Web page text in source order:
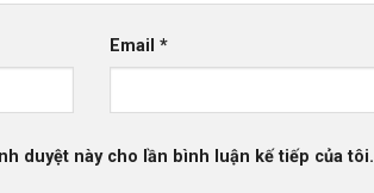
Email*
duyệt này cho lần bình luận kế tiếp của tôi.